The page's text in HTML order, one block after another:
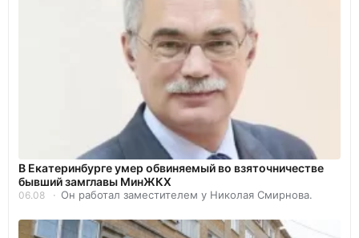
В Екатеринбурге умер обвиняемый во взяточничестве
бывший замглавы МинЖКХ
06.08 Он работал заместителем у Николая Смирнова.